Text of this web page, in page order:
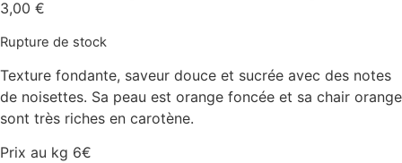
3,00 €
Rupture de stock
Texture fondante, saveur douce et sucrée avec des notes
de noisettes. Sa peau est orange foncée et sa chair orange
sont très riches en carotène.
Prix au kg 6€